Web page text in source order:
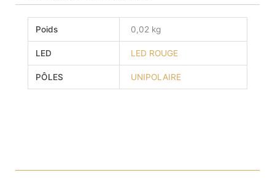
Poids 0,02 kg
LED LED ROUGE
PÔLES UNIPOLAIRE